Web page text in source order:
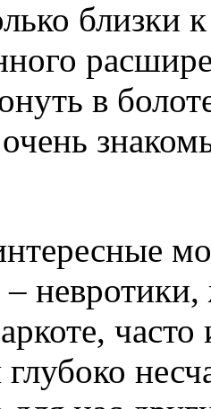
близки
в
невротики,